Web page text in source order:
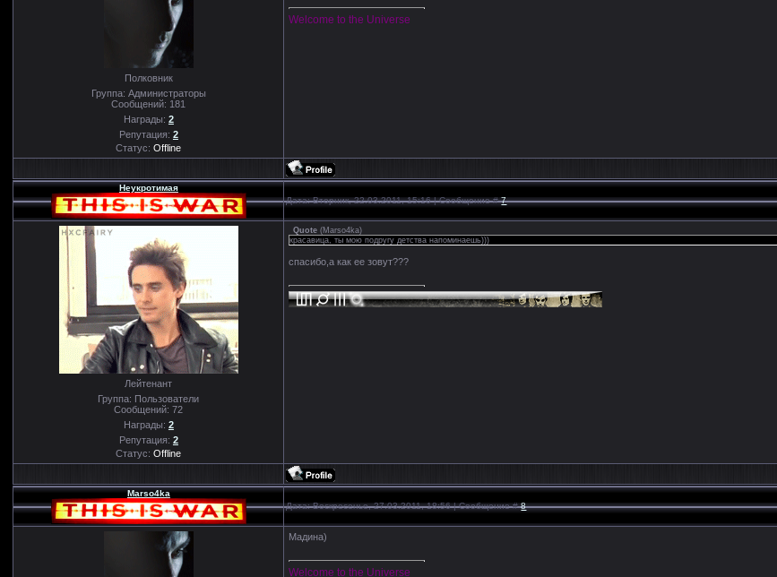
Полковник
Группа: Администраторы
Сообщений: 181
Награды: 2
Репутация: 2
Статус:Offline
Welcome to the Universe
Неукротимая
Дата: Вторник, 22.03.2011, 15:16 | Сообщение #7
Лейтенант
Группа: Пользователи
Сообщений:72
Награды: 2
Репутация: 2
Статус:Offline
Quote (Marso4ka)
красавица, ты мою подругу детства напоминаешь)))
спасибо,а как ее зовут???
Marso4ka
Дата: Воскресенье, 27.03.2011, 18:56 | Сообщение #8
Мадина)
Welcome to the Universe